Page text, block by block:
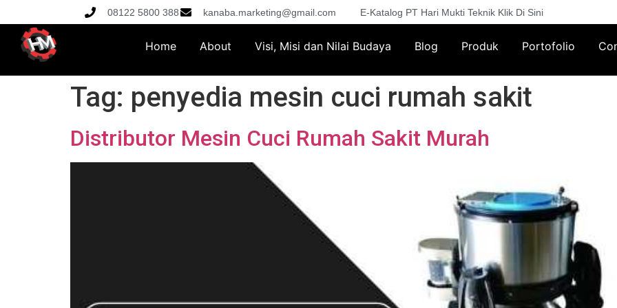
08122 5800 388 kanaba.marketing@gmail.com E-Katalog PT Hari Mukti Teknik Klik Di Sini
Home About Visi, Misi dan Nilai Budaya Blog Produk Portofolio
Tag: penyedia mesin cuci rumah sakit
Distributor Mesin Cuci Rumah Sakit Murah